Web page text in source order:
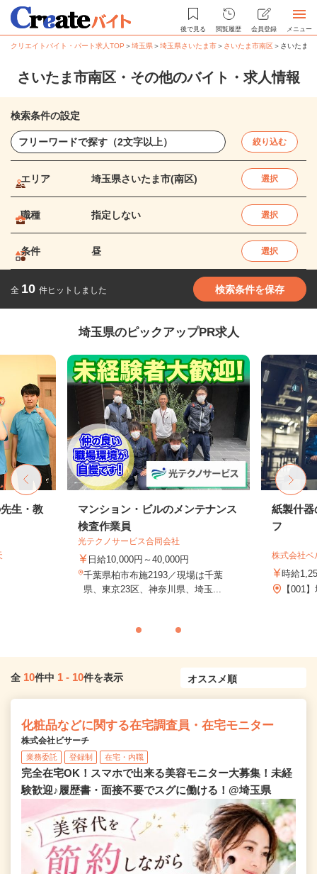
後で見る 閲覧履歴 会員登録 メニュー
クリエイトバイト・パート求人TOP ＞埼玉県＞埼玉県さいたま市＞ さいたま市南区＞ さいたま
さいたま市南区・その他のバイト・求人情報
検索条件の設定
絞り込む
エリア 埼玉県さいたま市(南区) 選択
職種 指定しない 選択
条件 昼 選択
全 10 件ヒットしました 検索条件を保存
埼玉県のピックアップPR求人
生・教
マンション・ビルのメンテナンス
検査作業員
光テクノサービス合同会社
日給10,000円～40,000円
千葉県柏市布施2193／現場は千葉
県、東京23区、神奈川県、埼玉...
紙製什器
フ
株式会社ベ
時給
【001
全 10件中 1 - 10件を表示
化粧品などに関する在宅調査員・在宅モニター
株式会社ビサーチ
業務委託 登録制 在宅・内職
完全在宅OK！スマホで出来る美容モニター大募集！未経
験歓迎♪履歴書・面接不要でスグに働ける！@埼玉県